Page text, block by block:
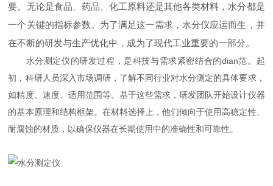
要。无论是食品、药品、化工原料还是其他各类材料，水分都是
一个关键的指标参数。为了满足这一需求，水分仪应运而生，并
在不断的研发与生产优化中，成为了现代工业重要的一部分。
水分测定仪的研发过程，是科技与需求紧密结合的dian范。起
初，科研人员深入市场调研，了解不同行业对水分测定的具体要求，
如精度、速度、适用范围等。基于这些需求，研发团队开始设计仪器
的基本原理和结构框架。在材料选择上，他们倾向于使用高稳定性、
耐腐蚀的材质，以确保仪器在长期使用中的准确性和可靠性。